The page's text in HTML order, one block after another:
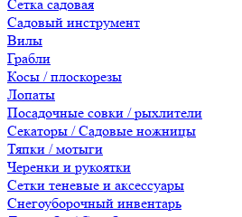
Сетка садовая
Садовый инструмент
Вилы
Грабли
Косы / плоскорезы
Лопаты
Посадочные совки / рыхлители
Секаторы / Садовые ножницы
Тяпки / мотыги
Черенки и рукоятки
Сетки теневые и аксессуары
Снегоуборочный инвентарь